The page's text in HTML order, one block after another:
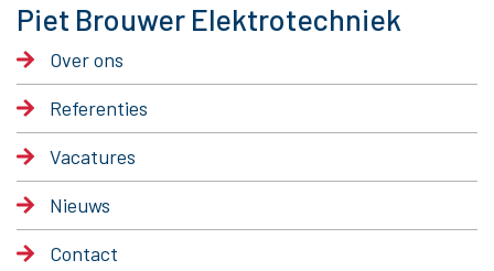
Piet Brouwer Elektrotechniek
Over ons
Referenties
Vacatures
Nieuws
Contact